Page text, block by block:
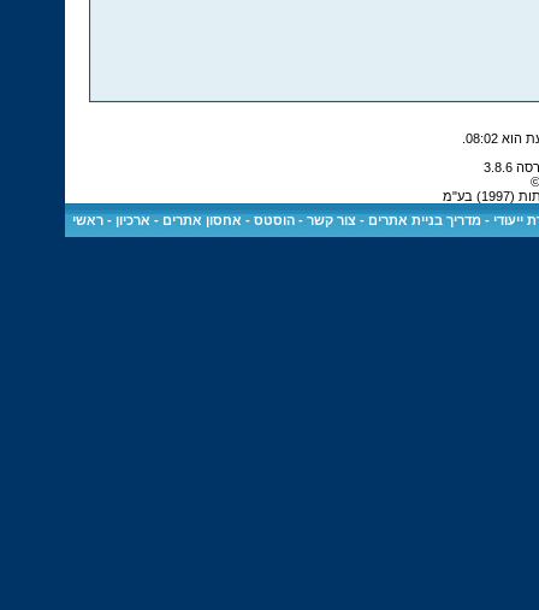
08:02
בע"מ
ייעודי -מדריך בניית אתרים -צור קשר -הוסטס - אחסון אתרים - ארכיון -ראשי